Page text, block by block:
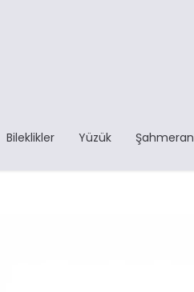
Bileklikler Yüzük Şahmeran